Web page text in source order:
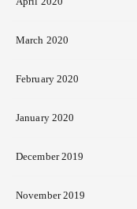
March 2020
February 2020
January 2020
December 2019
November 2019